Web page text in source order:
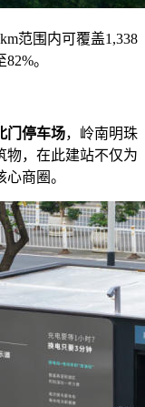
范围内可覆盖1,338
。
门停车场，岭南明珠
物，在此建站不仅为
商圈。